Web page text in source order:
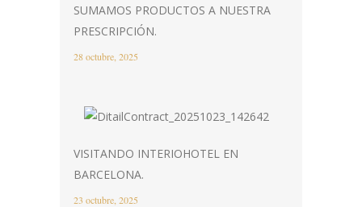
SUMAMOS PRODUCTOS A NUESTRA
PRESCRIPCIÓN.
28 octubre, 2025
VISITANDO INTERIOHOTEL EN
BARCELONA.
23 octubre, 2025